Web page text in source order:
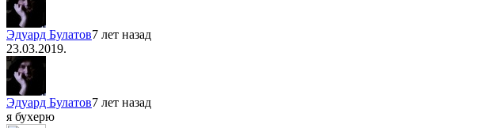
Эдуард Булатов7 лет назад
23.03.2019.
Эдуард Булатов7 лет назад
я бухерю